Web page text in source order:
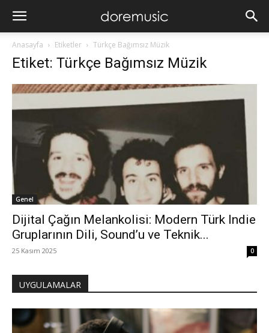
Anasayfa Etiketler Türkçe Bağımsız Müzik
Etiket: Türkçe Bağımsız Müzik
Genel
Dijital Çağın Melankolisi: Modern Türk Indie
Gruplarının Dili, Sound’u ve Teknik...
25 Kasım 2025 0
UYGULAMALAR